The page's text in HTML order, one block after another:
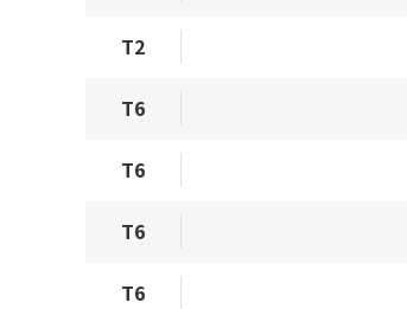
T2
T6
T6
T6
T6